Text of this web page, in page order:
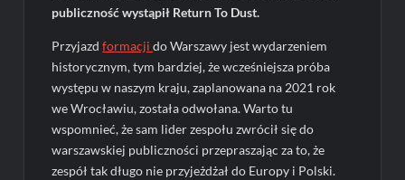
publiczność wystąpił Return To Dust.
Przyjazdformacjido Warszawy jest wydarzeniem
historycznym, tym bardziej, że wcześniejsza próba
występu w naszym kraju, zaplanowana na 2021 rok
we Wrocławiu, została odwołana. Warto tu
wspomnieć, że sam lider zespołu zwrócił się do
warszawskiej publiczności przepraszając za to, że
zespół tak długo nie przyjeżdżał do Europy i Polski.